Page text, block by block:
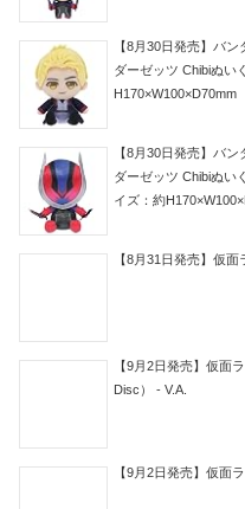
【8月30日発売】バ
ダーゼッツ Chibiぬい
H170×W100×D70mm
【8月30日発売】バ
ダーゼッツ Chibiぬい
イズ：約
【8月31日発売】仮
【9月2日発売】仮面
Disc） - V.A.
【9月2日発売】仮面